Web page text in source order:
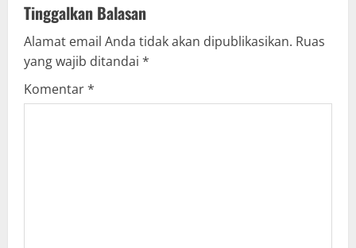
v
i
g
Tinggalkan Balasan
Alamat email Anda tidak akan dipublikasikan. Ruas
yang wajib ditandai *
Komentar*